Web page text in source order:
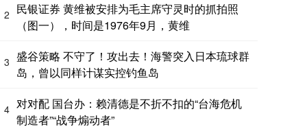
2 民银证券 黄维被安排为毛主席守灵时的抓拍照
（图一），时间是1976年9月，黄维
3 盛谷策略 不守了！攻出去！海警突入日本琉球群
岛，曾以同样计谋实控钓鱼岛
4 对对配 国台办：赖清德是不折不扣的“台海危机
制造者”“战争煽动者”